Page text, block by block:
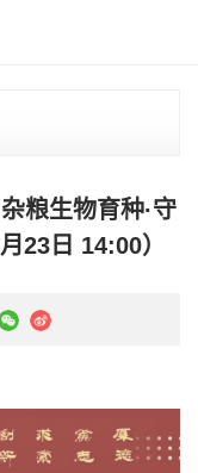
粮生物育种·守
23日 14:00）